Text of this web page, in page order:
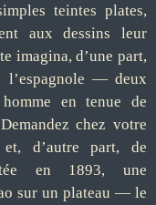
teintes plates,
aux dessins leur
imagina, d’une part,
l’espagnole — deux
en tenue de
chez votre
d’autre part, de
en 1893, une
sur un plateau — le